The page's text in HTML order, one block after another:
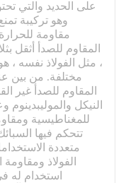
وهو تركيبة
مقاومة
المقاوم للصدأ أثقل
، مثل الفولاذ نفسه ،
مختلفة. من بين
المقاوم للصدأ غير
النيكل
للمغناطيسية
تتحكم فيها
متعددة
الفولاذ
استخدام له